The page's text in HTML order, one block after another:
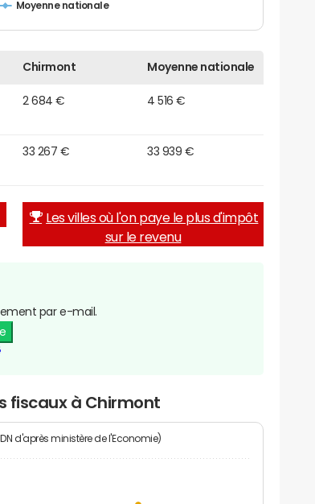
Moyenne nationale
Chirmont Moyenne nationale
2 684 € 4 516 €
33 267 € 33 939 €
Les villes où l'on paye le plus d'impôt
sur le revenu
par e-mail.
fiscaux à Chirmont
d'après ministère de l'Economie)